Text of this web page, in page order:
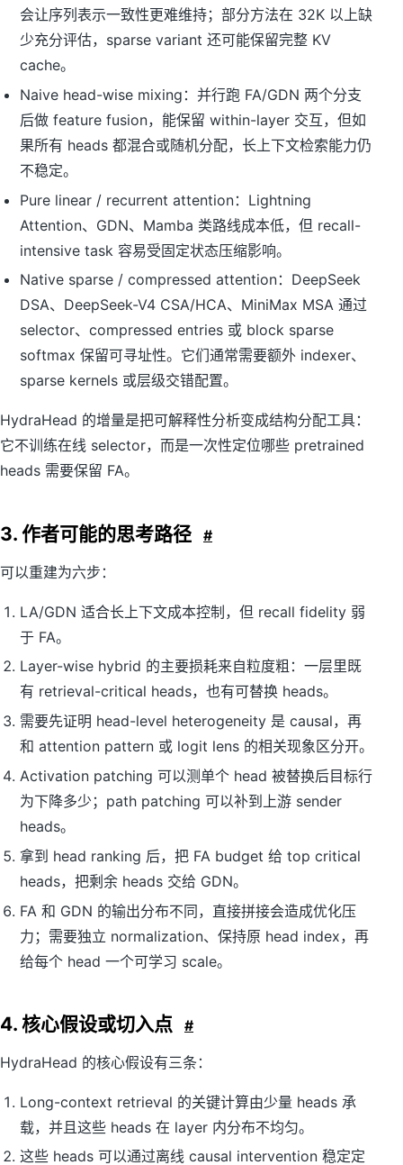
会让序列表示一致性更难维持；部分方法在 32K 以上缺
少充分评估，sparse variant 还可能保留完整 KV
cache。
Naive head-wise mixing：并行跑 FA/GDN 两个分支
后做 feature fusion，能保留 within-layer 交互，但如
果所有 heads 都混合或随机分配，长上下文检索能力仍
不稳定。
Pure linear / recurrent attention：Lightning
Attention、GDN、Mamba 类路线成本低，但 recall-
intensive task 容易受固定状态压缩影响。
Native sparse / compressed attention：DeepSeek
DSA、DeepSeek-V4 CSA/HCA、MiniMax MSA 通过
selector、compressed entries 或 block sparse
softmax 保留可寻址性。它们通常需要额外 indexer、
sparse kernels 或层级交错配置。
HydraHead 的增量是把可解释性分析变成结构分配工具：
它不训练在线 selector，而是一次性定位哪些 pretrained
heads 需要保留 FA。
3. 作者可能的思考路径 #
可以重建为六步：
LA/GDN 适合长上下文成本控制，但 recall fidelity 弱
于 FA。
Layer-wise hybrid 的主要损耗来自粒度粗：一层里既
有 retrieval-critical heads，也有可替换 heads。
需要先证明 head-level heterogeneity 是 causal，再
和 attention pattern 或 logit lens 的相关现象区分开。
Activation patching 可以测单个 head 被替换后目标行
为下降多少；path patching 可以补到上游 sender
heads。
拿到 head ranking 后，把 FA budget 给 top critical
heads，把剩余 heads 交给 GDN。
FA 和 GDN 的输出分布不同，直接拼接会造成优化压
力；需要独立 normalization、保持原 head index，再
给每个 head 一个可学习 scale。
4. 核心假设或切入点 #
HydraHead 的核心假设有三条：
Long-context retrieval 的关键计算由少量 heads 承
载，并且这些 heads 在 layer 内分布不均匀。
这些 heads 可以通过离线 causal intervention 稳定定